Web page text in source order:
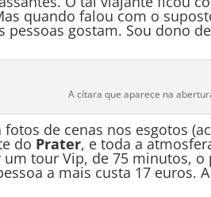
quando falou com o
pessoas gostam. Sou dono
A cítara que aparece na
de cenas nos esgotos
do Prater, e toda a
tour Vip, de 75 minutos,
a mais custa 17 euros.